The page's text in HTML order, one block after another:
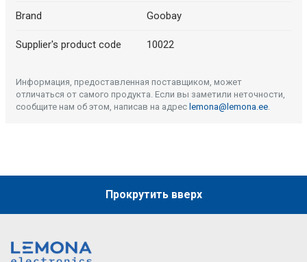
Brand Goobay
Supplier's product code 10022
Информация, предоставленная поставщиком, может
отличаться от самого продукта. Если вы заметили неточности,
сообщите нам об этом, написав на адрес lemona@lemona.ee.
Прокрутить вверх